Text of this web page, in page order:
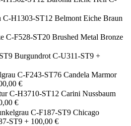
Belmont Eiche Braun
Brushed Metal Bronze
Burgundrot C-U311-ST9 +
Candela Marmor
€
Carini Nussbaum
€
Chicago
ST9 + 100,00 €